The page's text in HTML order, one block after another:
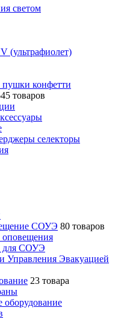
светом
(ультрафиолет)
конфетти
товаров
селекторы
СОУЭ 80 товаров
оповещения
для СОУЭ
Эвакуацией
23 товара